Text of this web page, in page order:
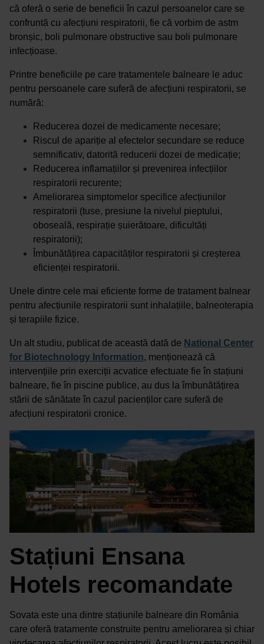
că oferă o serie de beneficii în cazul persoanelor care se
confruntă cu afecțiuni respiratorii, fie că vorbim de astm
bronșic, boli pulmonare obstructive sau boli pulmonare
infecțioase.
Printre beneficiile pe care tratamentele balneare le aduc
pentru persoanele care suferă de afecțiuni respiratorii, se
numără:
Reducerea dozei de medicamente necesare;
Riscul de apariție al efectelor secundare se reduce
semnificativ, datorită reducerii dozei de medicație;
Reducerea inflamațiilor și prevenirea infecțiilor
respiratorii recurente;
Ameliorarea simptomelor specifice afecțiunilor
respiratorii (tuse, presiune la nivelul pieptului,
oboseală, respirație șuierătoare, dificultăți
respiratorii);
Îmbunătățirea capacităților respiratorii și creșterea
eficienței respiratorii.
Unele dintre cele mai eficiente forme de tratament balnear
pentru afecțiunile respiratorii sunt inhalațiile, balneoterapia
și terapiile fizice.
Un alt studiu, publicat de această dată de National Center
for Biotechnology Information, menționează că
intervențiile prin exerciții acvatice efectuate fie în stațiuni
balneare, fie în piscine publice, au dus la îmbunătățirea
stării de sănătate în cazul pacienților care suferă de
afecțiuni respiratorii cronice.
Stațiuni Ensana
Hotels recomandate
Sovata este una dintre stațiunile balneare din România
care oferă tratamente construite pentru ameliorarea și chiar